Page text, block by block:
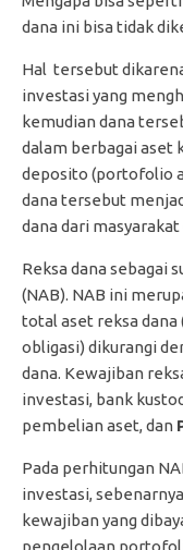
dana ini bisa tidak
Hal tersebut
investasi yang
kemudian dana
dalam berbagai aset
deposito (portofolio
dana tersebut
dana dari
Reksa dana sebagai
(NAB). NAB ini
total aset reksa dana
obligasi) dikurangi
dana. Kewajiban
investasi, bank
pembelian aset, dan
Pada perhitungan
investasi,
kewajiban yang
pengelolaan